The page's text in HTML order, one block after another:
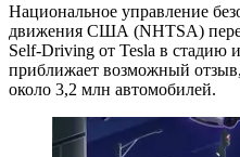
Национальное управление
движения США (NHTSA)
Self-Driving от Tesla в стадию
приближает возможный
около 3,2 млн автомобилей.